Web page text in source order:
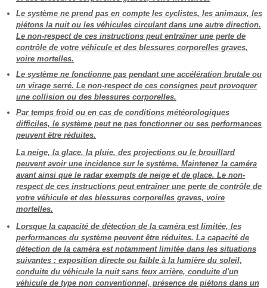
Le système ne prend pas en compte les cyclistes, les animaux, les
piétons la nuit ou les véhicules circulant dans une autre direction.
Le non-respect de ces instructions peut entraîner une perte de
contrôle de votre véhicule et des blessures corporelles graves,
voire mortelles.
Le système ne fonctionne pas pendant une accélération brutale ou
un virage serré. Le non-respect de ces consignes peut provoquer
une collision ou des blessures corporelles.
Par temps froid ou en cas de conditions météorologiques
difficiles, le système peut ne pas fonctionner ou ses performances
peuvent être réduites.
La neige, la glace, la pluie, des projections ou le brouillard
peuvent avoir une incidence sur le système. Maintenez la caméra
avant ainsi que le radar exempts de neige et de glace. Le non-
respect de ces instructions peut entraîner une perte de contrôle de
votre véhicule et des blessures corporelles graves, voire
mortelles.
Lorsque la capacité de détection de la caméra est limitée, les
performances du système peuvent être réduites. La capacité de
détection de la caméra est notamment limitée dans les situations
suivantes : exposition directe ou faible à la lumière du soleil,
conduite du véhicule la nuit sans feux arrière, conduite d'un
véhicule de type non conventionnel, présence de piétons dans un